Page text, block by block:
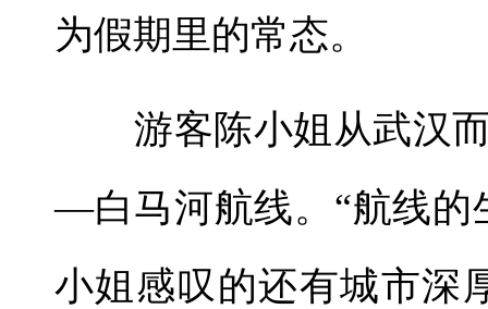
为假期里的常态。
游客陈小姐从武汉而
—白马河航线。“航线的
小姐感叹的还有城市深